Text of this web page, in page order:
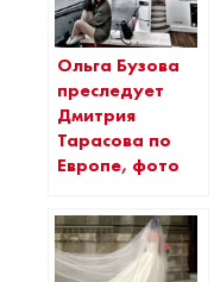
Ольга Бузова
преследует
Дмитрия
Тарасова по
Европе, фото